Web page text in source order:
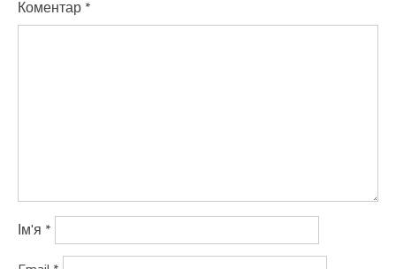
Коментар *
Ім'я *